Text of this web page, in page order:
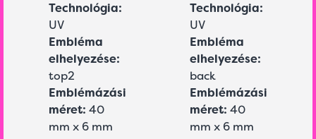
Technológia:
UV
Embléma
elhelyezése:
top2
Emblémázási
méret: 40
mm x 6 mm
Technológia:
UV
Embléma
elhelyezése:
back
Emblémázási
méret: 40
mm x 6 mm